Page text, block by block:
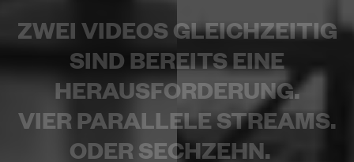
ZWEI VIDEOS GLEICHZEITIG
SIND BEREITS EINE
HERAUSFORDERUNG.
VIER PARALLELE STREAMS.
ODER SECHZEHN.